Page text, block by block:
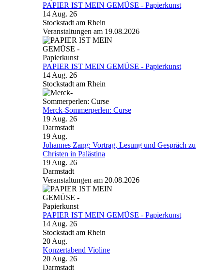
PAPIER IST MEIN GEMÜSE - Papierkunst
14 Aug. 26
Stockstadt am Rhein
Veranstaltungen am 19.08.2026
PAPIER IST MEIN GEMÜSE - Papierkunst
14 Aug. 26
Stockstadt am Rhein
Merck-Sommerperlen: Curse
19 Aug. 26
Darmstadt
19 Aug.
Johannes Zang: Vortrag, Lesung und Gespräch zu
Christen in Palästina
19 Aug. 26
Darmstadt
Veranstaltungen am 20.08.2026
PAPIER IST MEIN GEMÜSE - Papierkunst
14 Aug. 26
Stockstadt am Rhein
20 Aug.
Konzertabend Violine
20 Aug. 26
Darmstadt